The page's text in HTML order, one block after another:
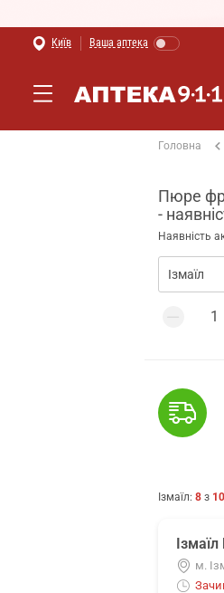
Київ Ваша аптека
Головна
Пюре
-
Наявність
Ізмаїл: 8 з 10
м.